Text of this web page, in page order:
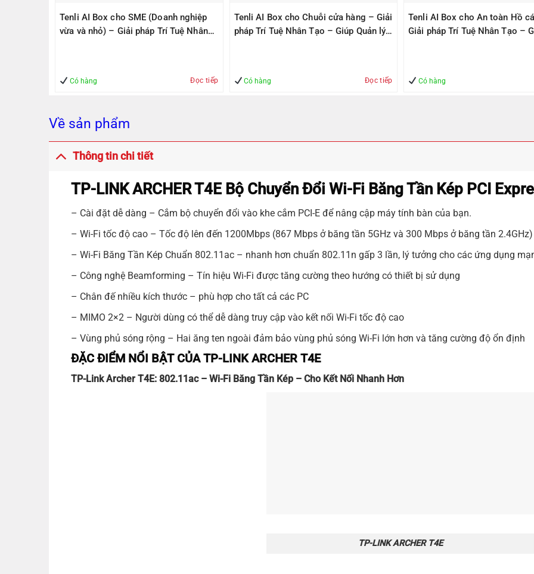
Tenli AI Box cho SME (Doanh nghiệp
vừa và nhỏ) – Giải pháp Trí Tuệ Nhân
Có hàng Đọc tiếp
Tenli AI Box cho Chuỗi cửa hàng – Giải
pháp Trí Tuệ Nhân Tạo – Giúp Quản lý
Có hàng Đọc tiếp
Tenli AI Box cho An toàn Hồ
Giải pháp Trí Tuệ Nhân Tạo –
Có hàng
Về sản phẩm
Thông tin chi tiết
TP-LINK ARCHER T4E Bộ Chuyển Đổi Wi-Fi Băng Tần Kép PCI
– Cài đặt dễ dàng – Cắm bộ chuyển đổi vào khe cắm PCI-E để nâng cập máy tính bàn của bạn.
– Wi-Fi tốc độ cao – Tốc độ lên đến 1200Mbps (867 Mbps ở băng tần 5GHz và 300 Mbps ở băng tần 2.4GHz)
– Wi-Fi Băng Tần Kép Chuẩn 802.11ac – nhanh hơn chuẩn 802.11n gấp 3 lần, lý tưởng cho các ứng dụng
– Công nghệ Beamforming – Tín hiệu Wi-Fi được tăng cường theo hướng có thiết bị sử dụng
– Chân đế nhiều kích thước – phù hợp cho tất cả các PC
– MIMO 2×2 – Người dùng có thể dễ dàng truy cập vào kết nối Wi-Fi tốc độ cao
– Vùng phủ sóng rộng – Hai ăng ten ngoài đảm bảo vùng phủ sóng Wi-Fi lớn hơn và tăng cường độ ổn định
ĐẶC ĐIỂM NỔI BẬT CỦA TP-LINK ARCHER T4E
TP-Link Archer T4E: 802.11ac – Wi-Fi Băng Tần Kép – Cho Kết Nối Nhanh Hơn
TP-LINK ARCHER T4E